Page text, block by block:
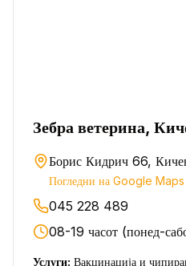
Зебра ветерина,
Борис Кидрич 66,
Погледни на Google Maps
045 228 489
08-19 часот (понед-
Услуги: Вакцинација и